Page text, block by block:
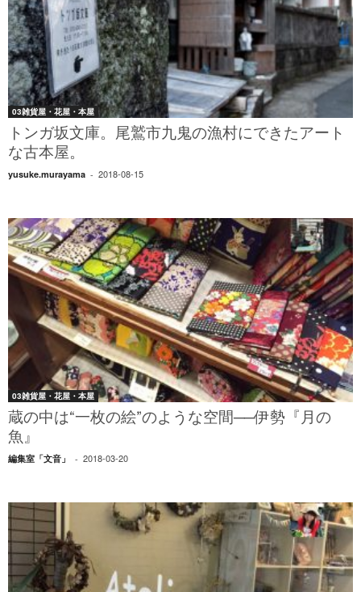
03雑貨屋・花屋・本屋
トンガ坂文庫。尾鷲市九鬼の漁村にできたアート
な古本屋。
yusuke.murayama - 2018-08-15
03雑貨屋・花屋・本屋
蔵の中は“一枚の絵”のような空間──伊勢『月の
魚』
編集室「文音」 - 2018-03-20